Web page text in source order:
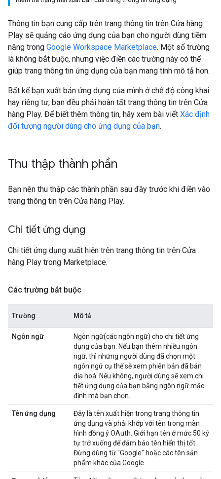
Thông tin bạn cung cấp trên trang thông tin trên Cửa hàng
Play sẽ quảng cáo ứng dụng của bạn cho người dùng tiềm
năng trong Google Workspace Marketplace. Một số trường
là không bắt buộc, nhưng việc điền các trường này có thể
giúp trang thông tin ứng dụng của bạn mang tính mô tả hơn.
Bất kể bạn xuất bản ứng dụng của mình ở chế độ công khai
hay riêng tư, bạn đều phải hoàn tất trang thông tin trên Cửa
hàng Play. Để biết thêm thông tin, hãy xem bài viết Xác định
đối tượng người dùng cho ứng dụng của bạn.
Thu thập thành phần
Bạn nên thu thập các thành phần sau đây trước khi điền vào
trang thông tin trên Cửa hàng Play.
Chi tiết ứng dụng
Chi tiết ứng dụng xuất hiện trên trang thông tin trên Cửa
hàng Play trong Marketplace.
Các trường bắt buộc
Trường Mô tả
Ngôn ngữ
Ngôn ngữ(các ngôn ngữ) cho chi tiết ứng
dụng của bạn. Nếu bạn thêm nhiều ngôn
ngữ, thì những người dùng đã chọn một
ngôn ngữ cụ thể sẽ xem phiên bản đã bản
địa hoá. Nếu không, người dùng sẽ xem chi
tiết ứng dụng của bạn bằng ngôn ngữ mặc
định mà bạn chọn.
Tên ứng dụng
Đây là tên xuất hiện trong trang thông tin
ứng dụng và phải khớp với tên trong màn
hình đồng ý OAuth. Giới hạn tên ở mức 50 ký
tự trở xuống để đảm bảo tên hiển thị tốt.
Đừng dùng từ "Google" hoặc các tên sản
phẩm khác của Google.